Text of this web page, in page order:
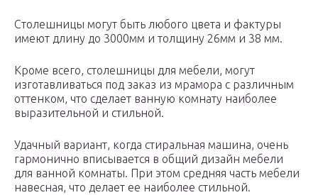
Столешницы могут быть любого цвета и фактуры
имеют длину до 3000мм и толщину 26мм и 38 мм.
Кроме всего, столешницы для мебели, могут
изготавливаться под заказ из мрамора с различным
оттенком, что сделает ванную комнату наиболее
выразительной и стильной.
Удачный вариант, когда стиральная машина, очень
гармонично вписывается в общий дизайн мебели
для ванной комнаты. При этом средняя часть мебели
навесная, что делает ее наиболее стильной.